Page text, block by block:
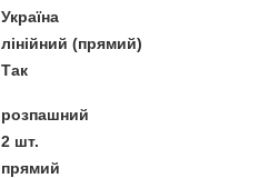
Україна
лінійний (прямий)
Так
розпашний
2 шт.
прямий